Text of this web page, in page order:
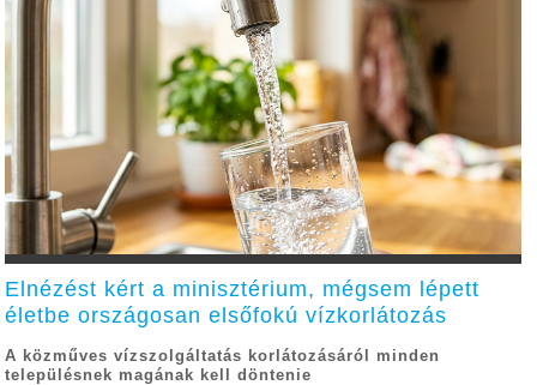
Elnézést kért a minisztérium, mégsem lépett
életbe országosan elsőfokú vízkorlátozás
A közműves vízszolgáltatás korlátozásáról minden
településnek magának kell döntenie